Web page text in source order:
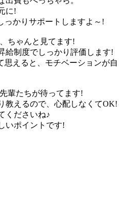
に!
っかりサポートしますよ～!
ちゃんと見てます!
給制度でしっかり評価します!
思えると、モチベーションが自
輩たちが待ってます!
教えるので、心配しなくてOK!
くださいね♪
いポイントです!